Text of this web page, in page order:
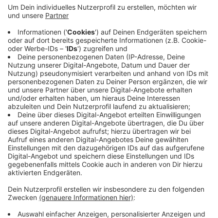
Unfallverursacher mit einem Spürhund. Der führte
sie zu einer Wohnung in Neviges. Der Mann, der
dort lebt, bestritt zunächst, der Gesuchte zu sein,
verwickelte sich aber in Widersprüche. Er war
offenbar betrunken. In seinem Auto hatten die
Polizisten eine Bierflasche gefunden. Einen
Führerschein hat der 28-jährige Mann nicht. Ihn
erwartet ein Strafverfahren.
Veröffentlicht:Donnerstag, 12.09.2019 11:06
Anzeige
Anzeige